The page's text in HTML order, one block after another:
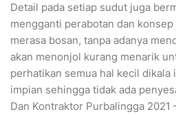
Detail pada setiap sudut juga
mengganti perabotan dan
merasa bosan, tanpa adanya
akan menonjol kurang menarik
perhatikan semua hal kecil dikala
impian sehingga tidak ada
Dan Kontraktor Purbalingga 2021